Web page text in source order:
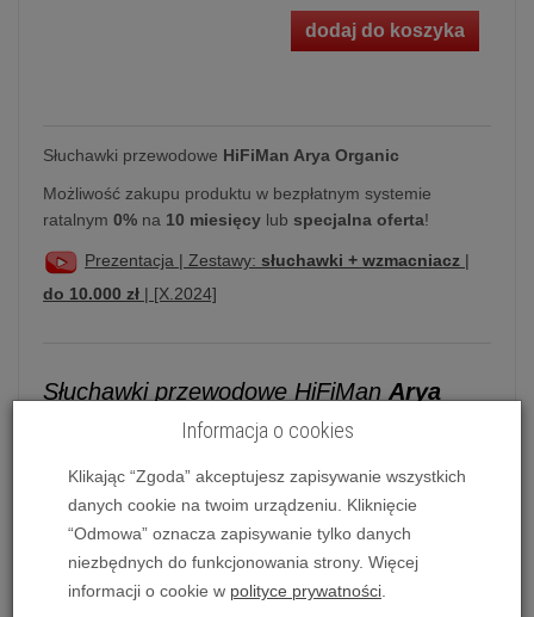
dodaj do koszyka
Słuchawki przewodowe HiFiMan Arya Organic
Możliwość zakupu produktu w bezpłatnym systemie
ratalnym 0% na 10 miesięcy lub specjalna oferta!
Prezentacja | Zestawy: słuchawki + wzmacniacz |
do 10.000 zł | [X.2024]
Słuchawki przewodowe HiFiMan Arya
Stealth Magnets to najnowsza, trzecia już generacja
modelu Arya. Nowe wzornictwo wprowadza do
konstrukcji nauszników drewniane elementy, które
mają zapewnić pełniejszą sygnaturę dźwiękową,
przy jednoczesnym zachowaniu szerokiej sceny
Informacja o cookies
Klikając “Zgoda” akceptujesz zapisywanie wszystkich
danych cookie na twoim urządzeniu. Kliknięcie
“Odmowa” oznacza zapisywanie tylko danych
niezbędnych do funkcjonowania strony. Więcej
informacji o cookie w polityce prywatności